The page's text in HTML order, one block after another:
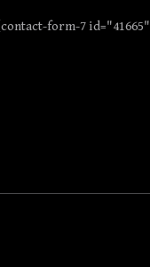
[contact-form-7 id="41665"]